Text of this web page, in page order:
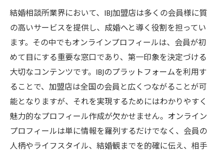
る最終まとめ
結婚相談所業界において、IBJ加盟店は多くの会員様に質
の高いサービスを提供し、成婚へと導く役割を担ってい
ます。その中でもオンラインプロフィールは、会員が初
めて目にする重要な窓口であり、第一印象を決定づける
大切なコンテンツです。IBJのプラットフォームを利用す
ることで、加盟店は全国の会員と広くつながることが可
能となりますが、それを実現するためにはわかりやすく
魅力的なプロフィール作成が欠かせません。オンライン
プロフィールは単に情報を羅列するだけでなく、会員の
人柄やライフスタイル、結婚観までを的確に伝え、相手